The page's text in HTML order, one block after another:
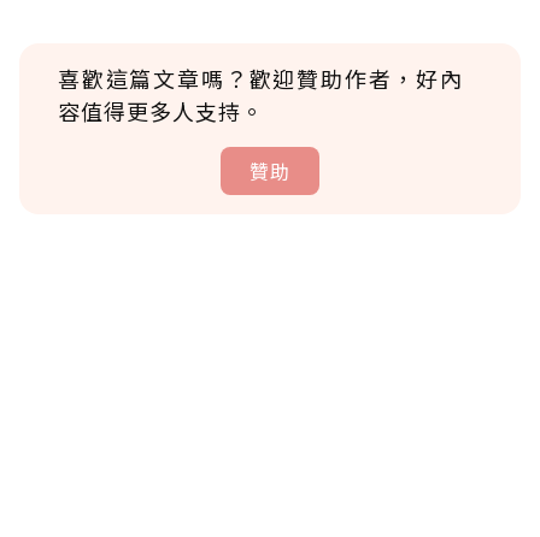
喜歡這篇文章嗎？歡迎贊助作者，好內
容值得更多人支持。
贊助